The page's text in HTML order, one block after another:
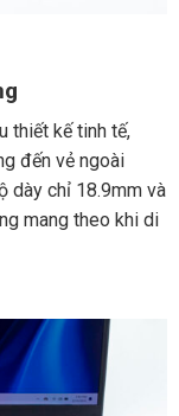
thiết kế tinh tế,
đến vẻ ngoài
dày chỉ 18.9mm và
mang theo khi di